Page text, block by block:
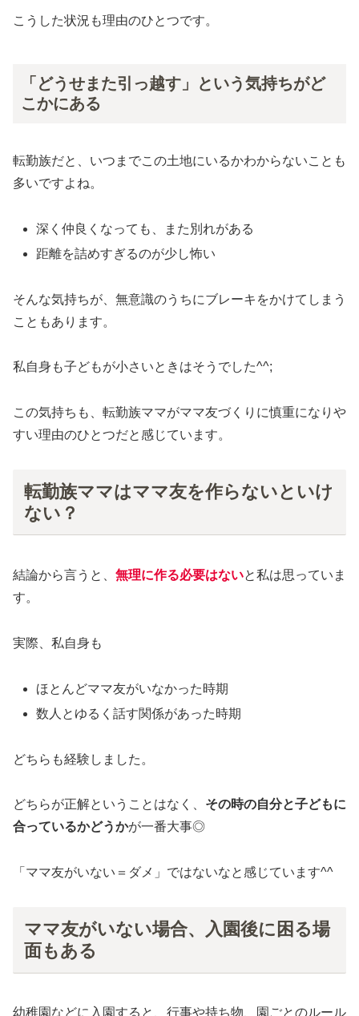
こうした状況も理由のひとつです。
「どうせまた引っ越す」という気持ちがど
こかにある
転勤族だと、いつまでこの土地にいるかわからないことも
多いですよね。
深く仲良くなっても、また別れがある
距離を詰めすぎるのが少し怖い
そんな気持ちが、無意識のうちにブレーキをかけてしまう
こともあります。
私自身も子どもが小さいときはそうでした^^;
この気持ちも、転勤族ママがママ友づくりに慎重になりや
すい理由のひとつだと感じています。
転勤族ママはママ友を作らないといけ
ない？
結論から言うと、 無理に作る必要はないと私は思っていま
す。
実際、私自身も
ほとんどママ友がいなかった時期
数人とゆるく話す関係があった時期
どちらも経験しました。
どちらが正解ということはなく、 その時の自分と子どもに
合っているかどうかが一番大事◎
「ママ友がいない＝ダメ」ではないなと感じています^^
ママ友がいない場合、入園後に困る場
面もある
幼稚園などに入園すると、行事や持ち物、園ごとのルール